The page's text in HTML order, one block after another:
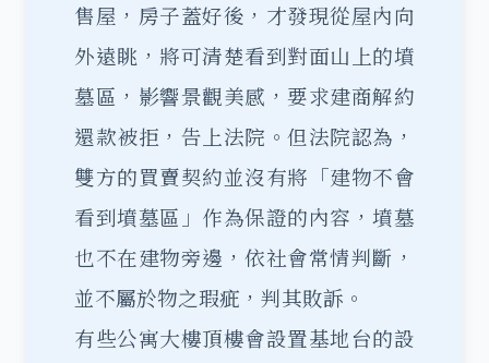
售屋，房子蓋好後，才發現從屋內向
外遠眺，將可清楚看到對面山上的墳
墓區，影響景觀美感，要求建商解約
還款被拒，告上法院。但法院認為，
雙方的買賣契約並沒有將「建物不會
看到墳墓區」作為保證的內容，墳墓
也不在建物旁邊，依社會常情判斷，
並不屬於物之瑕疵，判其敗訴。
有些公寓大樓頂樓會設置基地台的設